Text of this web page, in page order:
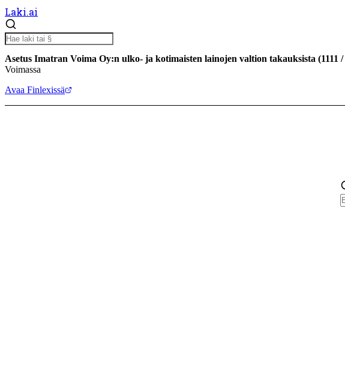
Laki.ai
Asetus Imatran Voima Oy:n ulko- ja kotimaisten lainojen valtion takauksista (1111 /
Voimassa
Avaa Finlexissä